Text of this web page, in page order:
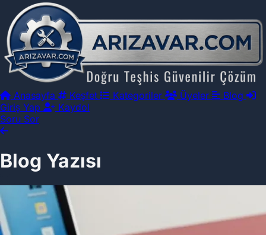
Anasayfa Keşfet Kategoriler Üyeler
Blog
Giriş Yap
Kaydol
Soru Sor
Blog Yazısı